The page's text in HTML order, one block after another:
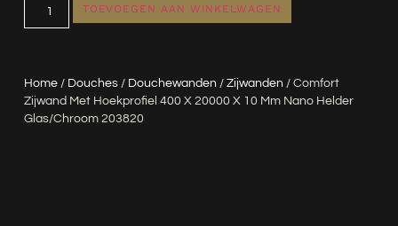
Home/ Douches/ Douchewanden / Zijwanden / Comfort
Zijwand Met Hoekprofiel 400 X 20000 X 10 Mm Nano Helder
Glas/chroom 203820
TOEVOEGEN AAN WINKELWAGEN